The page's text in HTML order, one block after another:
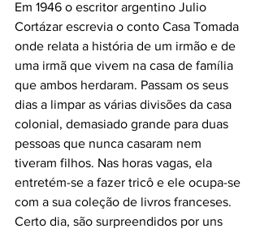
Em 1946 o escritor argentino Julio
Cortázar escrevia o conto Casa Tomada
onde relata a história de um irmão e de
uma irmã que vivem na casa de família
que ambos herdaram. Passam os seus
dias a limpar as várias divisões da casa
colonial, demasiado grande para duas
pessoas que nunca casaram nem
tiveram filhos. Nas horas vagas, ela
entretém-se a fazer tricô e ele ocupa-se
com a sua coleção de livros franceses.
Certo dia, são surpreendidos por uns